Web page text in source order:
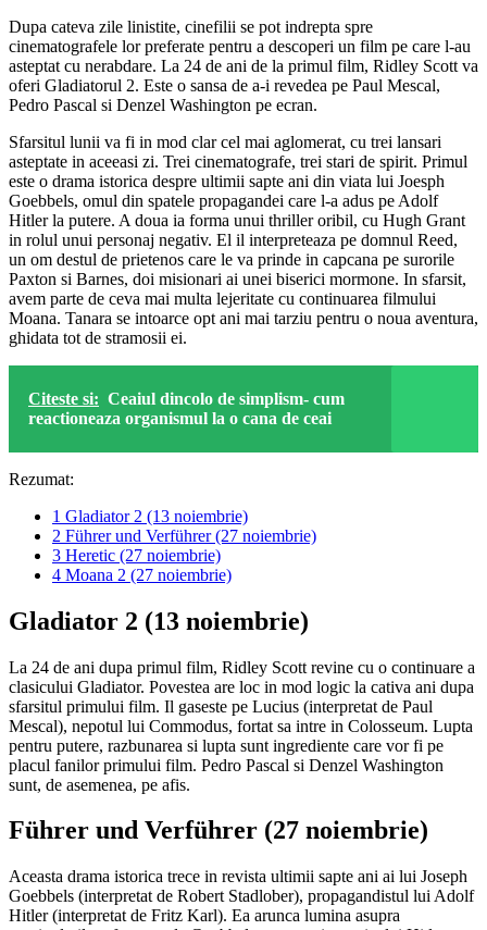
Dupa cateva zile linistite, cinefilii se pot indrepta spre
cinematografele lor preferate pentru a descoperi un film pe care l-au
asteptat cu nerabdare. La 24 de ani de la primul film, Ridley Scott va
oferi Gladiatorul 2. Este o sansa de a-i revedea pe Paul Mescal,
Pedro Pascal si Denzel Washington pe ecran.
Sfarsitul lunii va fi in mod clar cel mai aglomerat, cu trei lansari
asteptate in aceeasi zi. Trei cinematografe, trei stari de spirit. Primul
este o drama istorica despre ultimii sapte ani din viata lui Joesph
Goebbels, omul din spatele propagandei care l-a adus pe Adolf
Hitler la putere. A doua ia forma unui thriller oribil, cu Hugh Grant
in rolul unui personaj negativ. El il interpreteaza pe domnul Reed,
un om destul de prietenos care le va prinde in capcana pe surorile
Paxton si Barnes, doi misionari ai unei biserici mormone. In sfarsit,
avem parte de ceva mai multa lejeritate cu continuarea filmului
Moana. Tanara se intoarce opt ani mai tarziu pentru o noua aventura,
ghidata tot de stramosii ei.
Citeste si: Ceaiul dincolo de simplism- cum
reactioneaza organismul la o cana de ceai
Rezumat:
1 Gladiator 2 (13 noiembrie)
2 Führer und Verführer (27 noiembrie)
3 Heretic (27 noiembrie)
4 Moana 2 (27 noiembrie)
Gladiator 2 (13 noiembrie)
La 24 de ani dupa primul film, Ridley Scott revine cu o continuare a
clasicului Gladiator. Povestea are loc in mod logic la cativa ani dupa
sfarsitul primului film. Il gaseste pe Lucius (interpretat de Paul
Mescal), nepotul lui Commodus, fortat sa intre in Colosseum. Lupta
pentru putere, razbunarea si lupta sunt ingrediente care vor fi pe
placul fanilor primului film. Pedro Pascal si Denzel Washington
sunt, de asemenea, pe afis.
Führer und Verführer (27 noiembrie)
Aceasta drama istorica trece in revista ultimii sapte ani ai lui Joseph
Goebbels (interpretat de Robert Stadlober), propagandistul lui Adolf
Hitler (interpretat de Fritz Karl). Ea arunca lumina asupra